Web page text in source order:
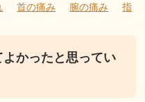
首の痛み 腕の痛み
指
かったと思ってい